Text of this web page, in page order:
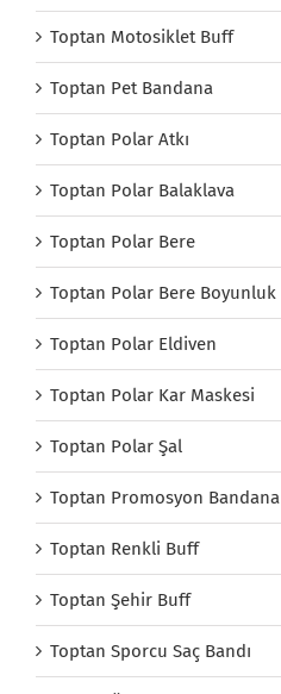
Toptan Motosiklet Buff
Toptan Pet Bandana
Toptan Polar Atkı
Toptan Polar Balaklava
Toptan Polar Bere
Toptan Polar Bere Boyunluk
Toptan Polar Eldiven
Toptan Polar Kar Maskesi
Toptan Polar Şal
Toptan Promosyon Bandana
Toptan Renkli Buff
Toptan Şehir Buff
Toptan Sporcu Saç Bandı